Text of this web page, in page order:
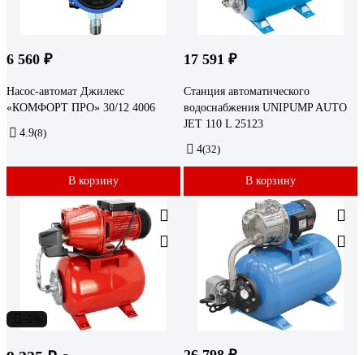
6 560 ₽
Насос-автомат Джилекс
«КОМФОРТ ПРО» 30/12 4006
4.9(8)
В корзину
17 591 ₽
Станция автоматического
водоснабжения UNIPUMP AUTO
JET 110 L 25123
4(32)
В корзину